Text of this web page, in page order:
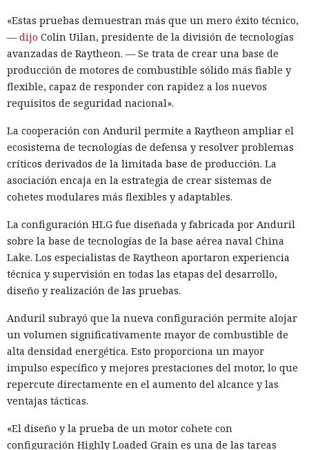
«Estas pruebas demuestran más que un mero éxito técnico,
—dijo Colin Uilan, presidente de la división de tecnologías
avanzadas de Raytheon. — Se trata de crear una base de
producción de motores de combustible sólido más fiable y
flexible, capaz de responder con rapidez a los nuevos
requisitos de seguridad nacional».
La cooperación con Anduril permite a Raytheon ampliar el
ecosistema de tecnologías de defensa y resolver problemas
críticos derivados de la limitada base de producción. La
asociación encaja en la estrategia de crear sistemas de
cohetes modulares más flexibles y adaptables.
La configuración HLG fue diseñada y fabricada por Anduril
sobre la base de tecnologías de la base aérea naval China
Lake. Los especialistas de Raytheon aportaron experiencia
técnica y supervisión en todas las etapas del desarrollo,
diseño y realización de las pruebas.
Anduril subrayó que la nueva configuración permite alojar
un volumen significativamente mayor de combustible de
alta densidad energética. Esto proporciona un mayor
impulso específico y mejores prestaciones del motor, lo que
repercute directamente en el aumento del alcance y las
ventajas tácticas.
«El diseño y la prueba de un motor cohete con
configuración Highly Loaded Grain es una de las tareas